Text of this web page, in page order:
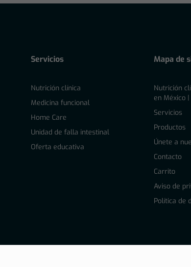
Servicios
Nutrición clínica
Medicina funcional
Home Care
Unidad de falla intestinal
Oferta educativa
Mapa de
Nutrición
en México
Servicios
Productos
Únete a
Contacto
Carrito
Aviso de
Política de